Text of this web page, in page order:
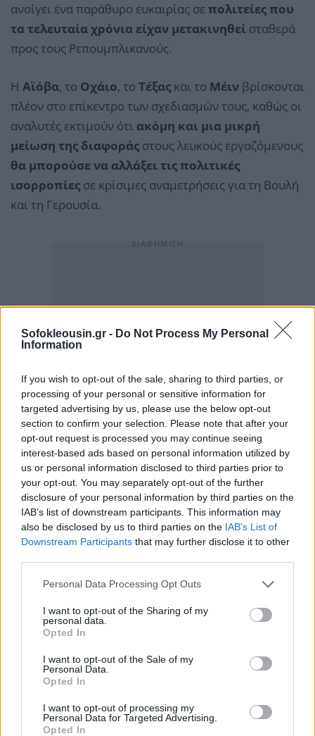
Sofokleousin.gr - Do Not Process My Personal
Information
If you wish to opt-out of the sale, sharing to third parties, or
processing of your personal or sensitive information for
targeted advertising by us, please use the below opt-out
section to confirm your selection. Please note that after your
opt-out request is processed you may continue seeing
interest-based ads based on personal information utilized by
us or personal information disclosed to third parties prior to
your opt-out. You may separately opt-out of the further
disclosure of your personal information by third parties on the
IAB’s list of downstream participants. This information may
also be disclosed by us to third parties on the IAB’s List of
Downstream Participants that may further disclose it to other
Personal Data Processing Opt Outs
I want to opt-out of the Sharing of my
personal data.
Opted In
I want to opt-out of the Sale of my
Personal Data.
Opted In
I want to opt-out of processing my
Personal Data for Targeted Advertising.
Opted In
ανοίγει ένα παράθυρο ευκαιρίας σε πολιτείες που
τα τελευταία χρόνια είχαν μετακινηθεί σταθερά
προς τους Ρεπουμπλικανούς.
Η Αϊόβα, το Οχάιο, το Τέξας και το Μέιν βρίσκονται
πλέον στο επίκεντρο των σχεδιασμών τους, καθώς οι
αναλυτές εκτιμούν ότι ακόμη και μια μικρή
μείωση της διαφοράς στους λευκούς εργαζόμενους
θα μπορούσε να αλλάξει τις πολιτικές
ισορροπίες σε κρίσιμες αναμετρήσεις για τη Βουλή
και τη Γερουσία.
Παρόλα αυτά, οι Δημοκρατικοί απέχουν ακόμη από
το να θεωρούνται η φυσική επιλογή των
συγκεκριμένων ψηφοφόρων. Οι έρευνες δείχνουν